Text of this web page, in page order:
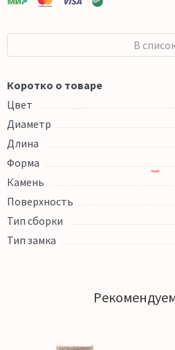
В
Коротко о товаре
Цвет
Диаметр
Длина
Форма
Камень
Поверхность
Тип сборки
Тип замка